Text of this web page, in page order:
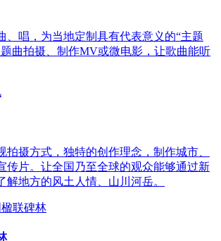
唱，为当地定制具有代表意义的“主题
曲拍摄、制作MV或微电影，让歌曲能听
拍摄方式，独特的创作理念，制作城市、
传片。让全国乃至全球的观众能够通过新
解地方的风土人情、山川河岳。